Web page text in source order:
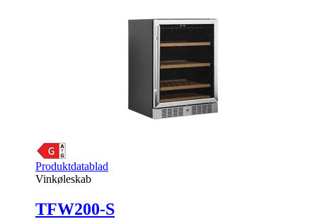
Produktdatablad
Vinkøleskab
TFW200-S